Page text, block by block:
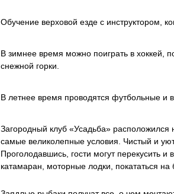
Обучение верховой езде с инструктором,
В зимнее время можно поиграть в хоккей,
снежной горки.
В летнее время проводятся футбольные и
Загородный клуб «Усадьба» расположился
самые великолепные условия. Чистый и
Проголодавшись, гости могут перекусить
катамаран, моторные лодки, покататься на